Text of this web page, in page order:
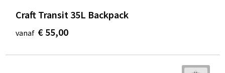
Craft Transit 35L Backpack
vanaf € 55,00